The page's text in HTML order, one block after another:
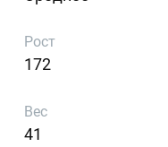
Рост
172
Вес
41